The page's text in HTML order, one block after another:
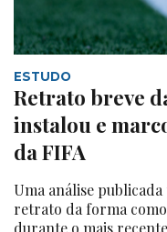
ESTUDO
Retrato breve
instalou e
da FIFA
Uma análise
retrato da forma
durante o mais